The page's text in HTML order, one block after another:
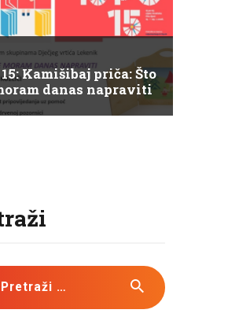
15: Kamišibaj priča: Što
danas napraviti